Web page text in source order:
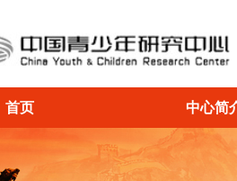
首页 中心简